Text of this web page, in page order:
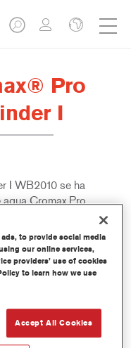
Pro
I
I WB2010 se ha
Cromax Pro.
to provide social media
our online services,
providers’ use of cookies
to learn how we use
Accept All Cookies